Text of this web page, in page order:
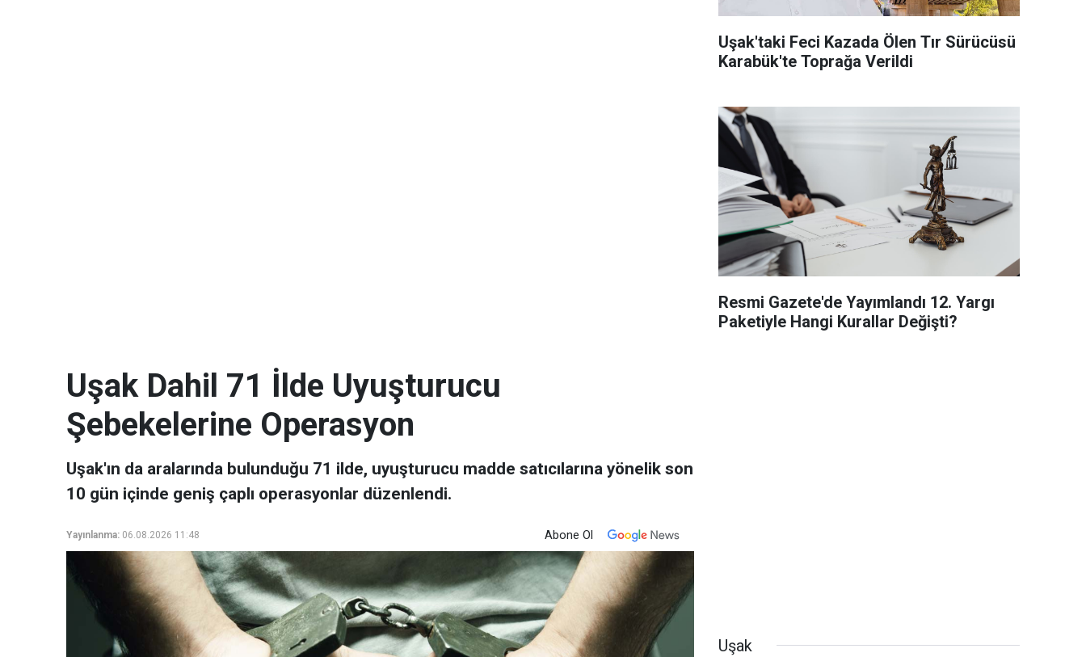
Uşak'taki Feci Kazada Ölen Tır Sürücüsü
Karabük'te Toprağa Verildi
Resmi Gazete'de Yayımlandı 12. Yargı
Paketiyle Hangi Kurallar Değişti?
Uşak Dahil 71 İlde Uyuşturucu
Şebekelerine Operasyon
Uşak'ın da aralarında bulunduğu 71 ilde, uyuşturucu madde satıcılarına yönelik son
10 gün içinde geniş çaplı operasyonlar düzenlendi.
Yayınlanma: 06.08.2026 11:48 Abone Ol
Uşak